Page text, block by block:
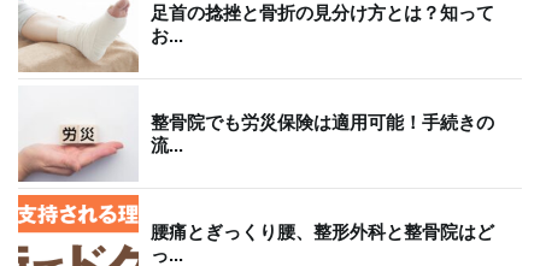
足首の捻挫と骨折の見分け方とは？知って
お...
整骨院でも労災保険は適用可能！手続きの
流...
腰痛とぎっくり腰、整形外科と整骨院はど
っ...